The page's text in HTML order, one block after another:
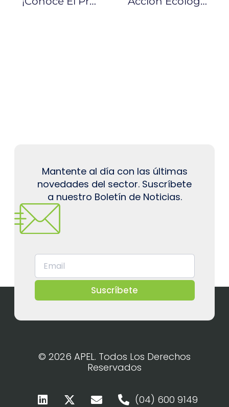
Mantente al día con las últimas
novedades del sector. Suscríbete
a nuestro Boletín de Noticias.
Suscríbete
© 2026 APEL. Todos Los Derechos
Reservados
(04) 600 9149